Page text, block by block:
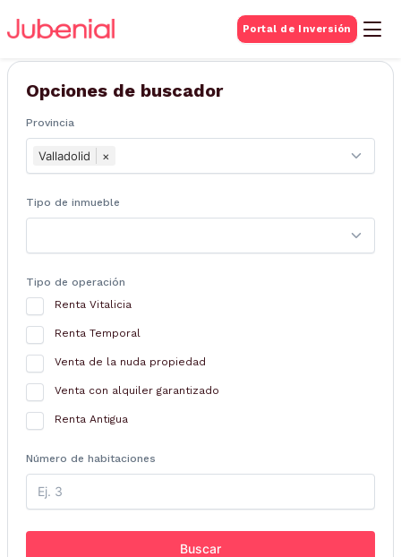
Portal de Inversión
BUSQUEDA DE
Inmuebles
Opciones de buscador
Provincia
Valladolid ×
Tipo de inmueble
Tipo de operación
Renta Vitalicia
Renta Temporal
Venta de la nuda propiedad
Venta con alquiler garantizado
Renta Antigua
Número de habitaciones
Buscar